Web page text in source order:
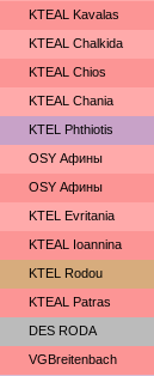
KTEAL Kavalas
KTEAL Chalkida
KTEAL Chios
KTEAL Chania
ΚΤΕL Phthiotis
OSY Афины
OSY Афины
ΚΤΕL Evritania
KTEAL Ioannina
ΚΤΕL Rodou
KTEAL Patras
DES RODA
VGBreitenbach